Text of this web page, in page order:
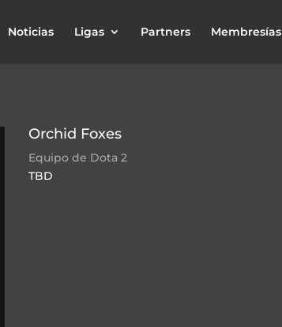
Noticias Ligas Partners Membresías
Orchid Foxes
Equipo de Dota 2
TBD